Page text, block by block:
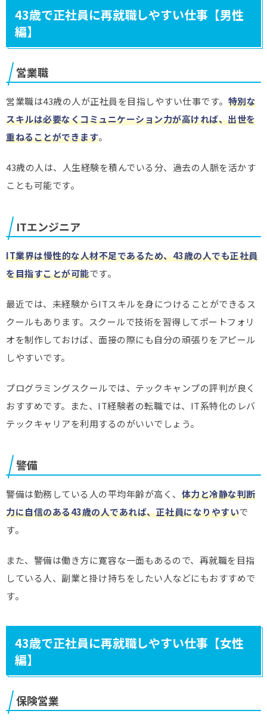
43歳で正社員に再就職しやすい仕事【男性
編】
営業職
営業職は43歳の人が正社員を目指しやすい仕事です。 特別な
スキルは必要なくコミュニケーション力が高ければ、出世を
重ねることができます。
43歳の人は、人生経験を積んでいる分、過去の人脈を活かす
ことも可能です。
ITエンジニア
IT業界は慢性的な人材不足であるため、43歳の人でも正社員
を目指すことが可能です。
最近では、未経験からITスキルを身につけることができるス
クールもあります。スクールで技術を習得してポートフォリ
オを制作しておけば、面接の際にも自分の頑張りをアピール
しやすいです。
プログラミングスクールでは、テックキャンプの評判が良く
おすすめです。また、IT経験者の転職では、IT系特化のレバ
テックキャリアを利用するのがいいでしょう。
警備
警備は勤務している人の平均年齢が高く、 体力と冷静な判断
力に自信のある43歳の人であれば、正社員になりやすいで
す。
また、警備は働き方に寛容な一面もあるので、再就職を目指
している人、副業と掛け持ちをしたい人などにもおすすめで
す。
43歳で正社員に再就職しやすい仕事【女性
編】
保険営業